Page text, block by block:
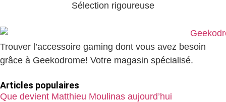
Sélection rigoureuse
Trouver l’accessoire gaming dont vous avez besoin
grâce à Geekodrome! Votre magasin spécialisé.
Articles populaires
Que devient Matthieu Moulinas aujourd’hui